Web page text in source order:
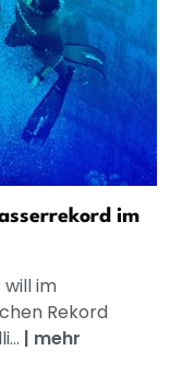
im
im
Rekord
| mehr